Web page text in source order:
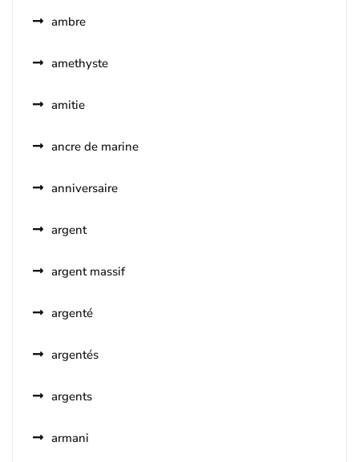
ambre
amethyste
amitie
ancre de marine
anniversaire
argent
argent massif
argenté
argentés
argents
armani